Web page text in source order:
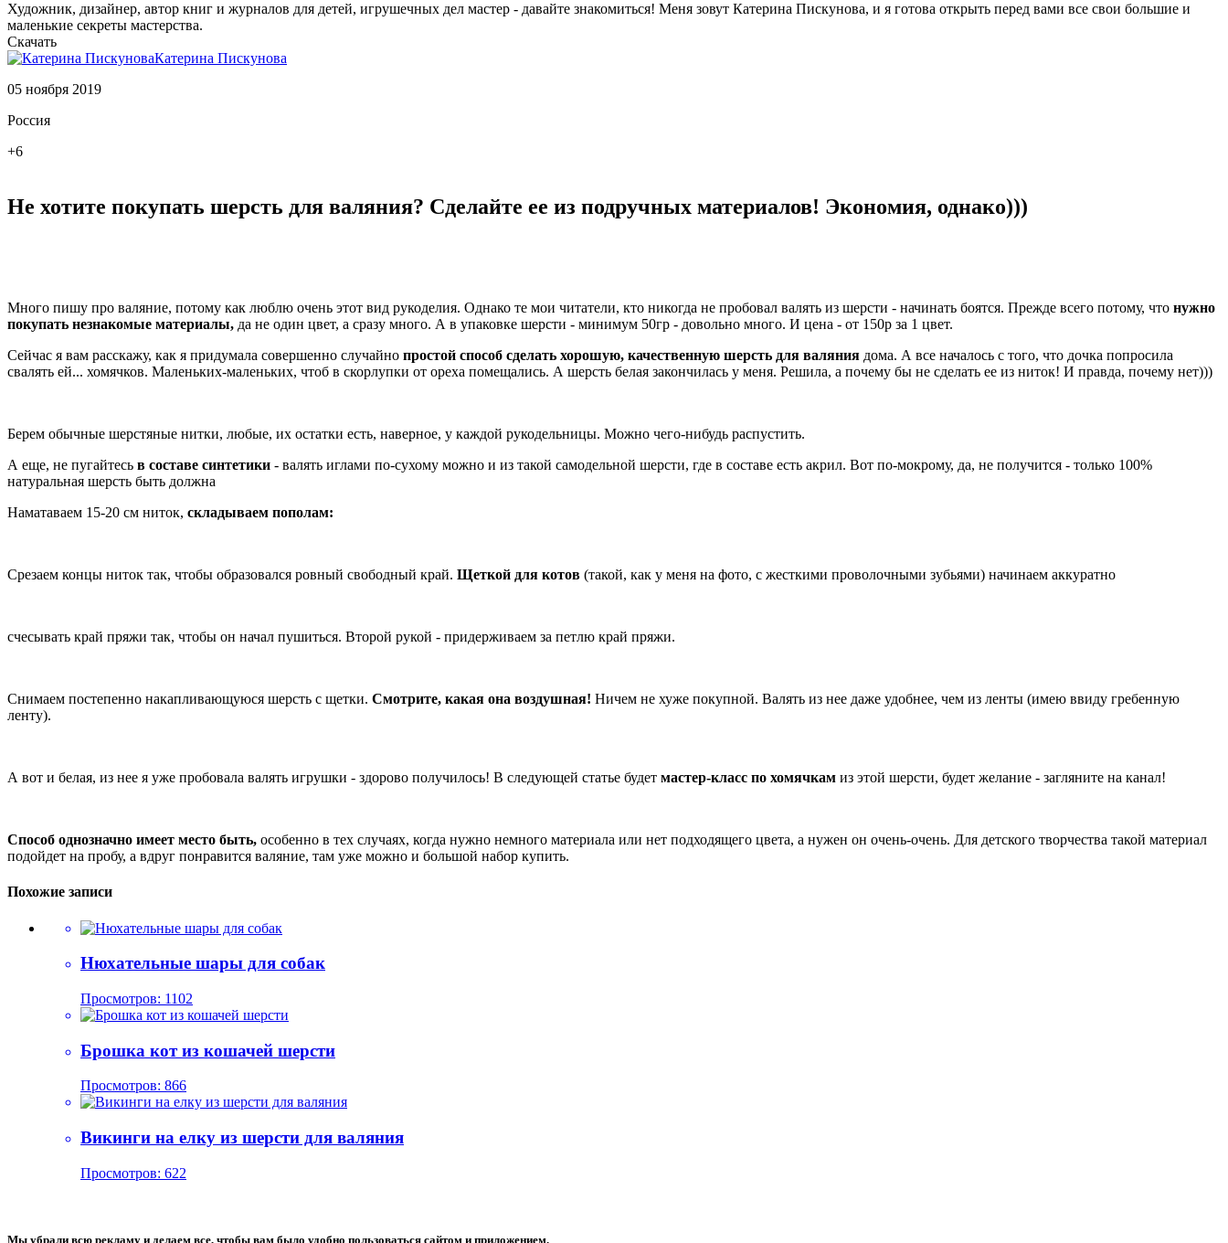
Художник, дизайнер, автор книг и журналов для детей, игрушечных дел мастер - давайте знакомиться! Меня зовут Катерина Пискунова, и я готова открыть перед вами все свои большие и
маленькие секреты мастерства.
Скачать
Катерина Пискунова
05 ноября 2019
Россия
+6
Не хотите покупать шерсть для валяния? Сделайте ее из подручных материалов! Экономия, однако)))
Много пишу про валяние, потому как люблю очень этот вид рукоделия. Однако те мои читатели, кто никогда не пробовал валять из шерсти - начинать боятся. Прежде всего потому, что нужно
покупать незнакомые материалы, да не один цвет, а сразу много. А в упаковке шерсти - минимум 50гр - довольно много. И цена - от 150р за 1 цвет.
Сейчас я вам расскажу, как я придумала совершенно случайно простой способ сделать хорошую, качественную шерсть для валяния дома. А все началось с того, что дочка попросила
свалять ей... хомячков. Маленьких-маленьких, чтоб в скорлупки от ореха помещались. А шерсть белая закончилась у меня. Решила, а почему бы не сделать ее из ниток! И правда, почему нет)))
Берем обычные шерстяные нитки, любые, их остатки есть, наверное, у каждой рукодельницы. Можно чего-нибудь распустить.
А еще, не пугайтесь в составе синтетики - валять иглами по-сухому можно и из такой самодельной шерсти, где в составе есть акрил. Вот по-мокрому, да, не получится - только 100%
натуральная шерсть быть должна
Наматаваем 15-20 см ниток, складываем пополам:
Срезаем концы ниток так, чтобы образовался ровный свободный край. Щеткой для котов (такой, как у меня на фото, с жесткими проволочными зубьями) начинаем аккуратно
счесывать край пряжи так, чтобы он начал пушиться. Второй рукой - придерживаем за петлю край пряжи.
Снимаем постепенно накапливающуюся шерсть с щетки. Смотрите, какая она воздушная! Ничем не хуже покупной. Валять из нее даже удобнее, чем из ленты (имею ввиду гребенную
ленту).
А вот и белая, из нее я уже пробовала валять игрушки - здорово получилось! В следующей статье будет мастер-класс по хомячкам из этой шерсти, будет желание - загляните на канал!
Способ однозначно имеет место быть, особенно в тех случаях, когда нужно немного материала или нет подходящего цвета, а нужен он очень-очень. Для детского творчества такой материал
подойдет на пробу, а вдруг понравится валяние, там уже можно и большой набор купить.
Похожие записи
Нюхательные шары для собак
Просмотров: 1102
Брошка кот из кошачей шерсти
Просмотров: 866
Викинги на елку из шерсти для валяния
Просмотров: 622
Мы убрали всю рекламу и делаем все, чтобы вам было удобно пользоваться сайтом и приложением.